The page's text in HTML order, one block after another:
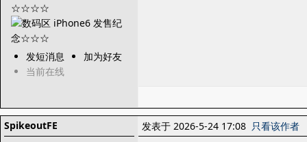
发短消息
加为好友
当前在线
SpikeoutFE
发表于 2026-5-24 17:08 只看该作者